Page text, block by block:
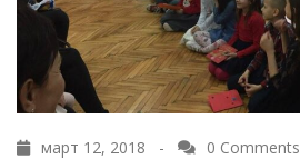
март 12, 2018 - 0 Comments